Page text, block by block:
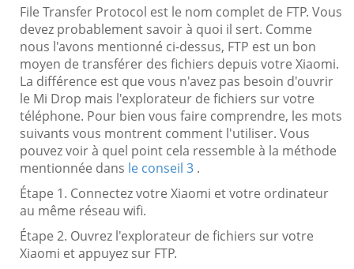
File Transfer Protocol est le nom complet de FTP. Vous
devez probablement savoir à quoi il sert. Comme
nous l'avons mentionné ci-dessus, FTP est un bon
moyen de transférer des fichiers depuis votre Xiaomi.
La différence est que vous n'avez pas besoin d'ouvrir
le Mi Drop mais l'explorateur de fichiers sur votre
téléphone. Pour bien vous faire comprendre, les mots
suivants vous montrent comment l'utiliser. Vous
pouvez voir à quel point cela ressemble à la méthode
mentionnée dans le conseil 3 .
Étape 1. Connectez votre Xiaomi et votre ordinateur
au même réseau wifi.
Étape 2. Ouvrez l'explorateur de fichiers sur votre
Xiaomi et appuyez sur FTP.